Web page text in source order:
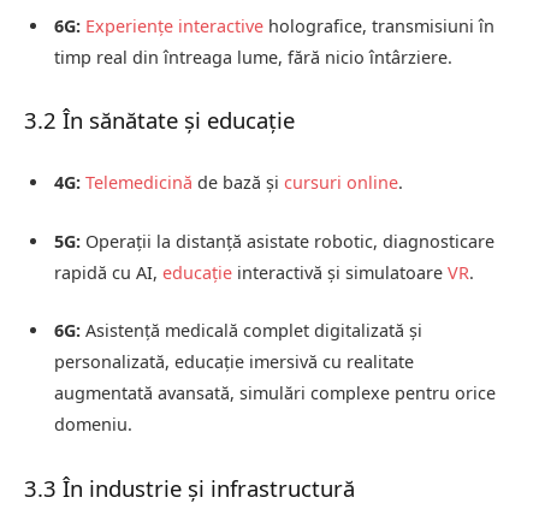
6G: Experiențe interactive holografice, transmisiuni în
timp real din întreaga lume, fără nicio întârziere.
3.2 În sănătate și educație
4G: Telemedicină de bază și cursuri online.
5G: Operații la distanță asistate robotic, diagnosticare
rapidă cu AI, educație interactivă și simulatoare VR.
6G: Asistență medicală complet digitalizată și
personalizată, educație imersivă cu realitate
augmentată avansată, simulări complexe pentru orice
domeniu.
3.3 În industrie și infrastructură